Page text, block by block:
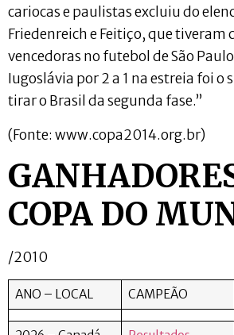
cariocas e paulistas excluiu do
Friedenreich e Feitiço, que tiveram
vencedoras no futebol de São
Iugoslávia por 2 a 1 na estreia foi o
tirar o Brasil da segunda fase.”
(Fonte: www.copa2014.org.br)
COPA DO
/2010
ANO – LOCAL CAMPEÃO